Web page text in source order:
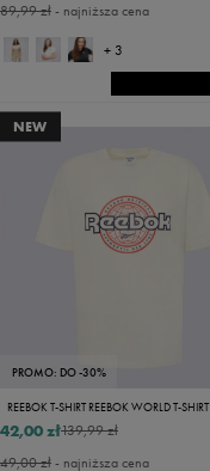
89,99 zł- najniższa cena
+ 3
NEW
PROMO: DO -30%
REEBOK T-SHIRT REEBOK WORLD T-SHIRT
139,99 zł
42,00 zł
49,00 zł- najniższa cena